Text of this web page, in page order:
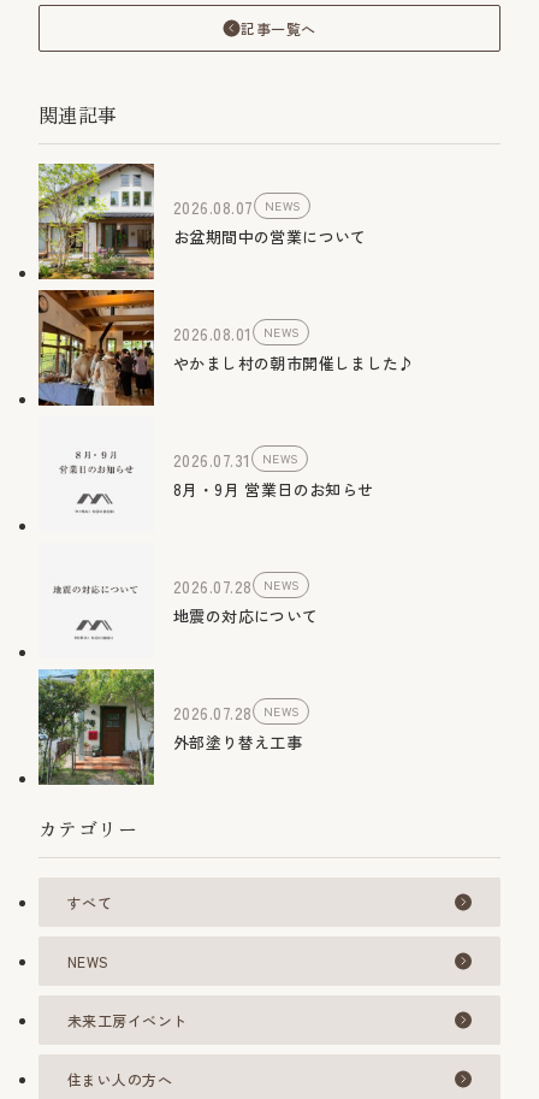
記事一覧へ
関連記事
2026.08.07 NEWS
お盆期間中の営業について
2026.08.01 NEWS
やかまし村の朝市開催しました♪
2026.07.31 NEWS
8月・9月 営業日のお知らせ
2026.07.28 NEWS
地震の対応について
2026.07.28 NEWS
外部塗り替え工事
カテゴリー
すべて
NEWS
未来工房イベント
住まい人の方へ